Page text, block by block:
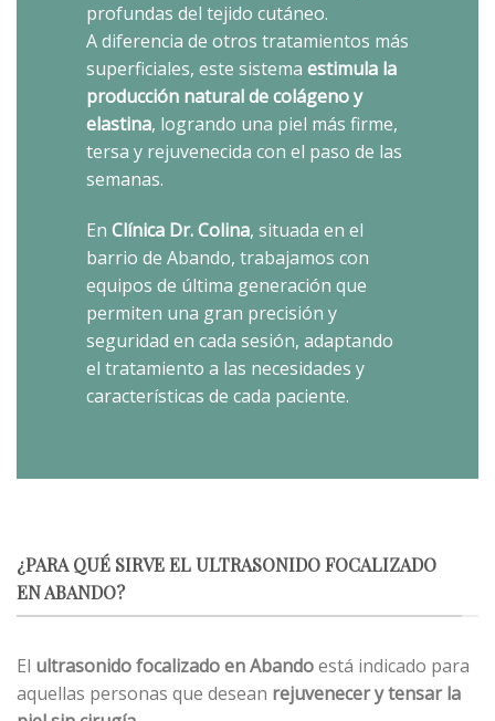
profundas del tejido cutáneo.
A diferencia de otros tratamientos más
superficiales, este sistema estimula la
producción natural de colágeno y
elastina, logrando una piel más firme,
tersa y rejuvenecida con el paso de las
semanas.
En Clínica Dr. Colina, situada en el
barrio de Abando, trabajamos con
equipos de última generación que
permiten una gran precisión y
seguridad en cada sesión, adaptando
el tratamiento a las necesidades y
características de cada paciente.
¿PARA QUÉ SIRVE EL ULTRASONIDO FOCALIZADO
EN ABANDO?
El ultrasonido focalizado en Abandoestá indicado para
aquellas personas que desean rejuvenecer y tensar la